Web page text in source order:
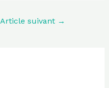
Article suivant →